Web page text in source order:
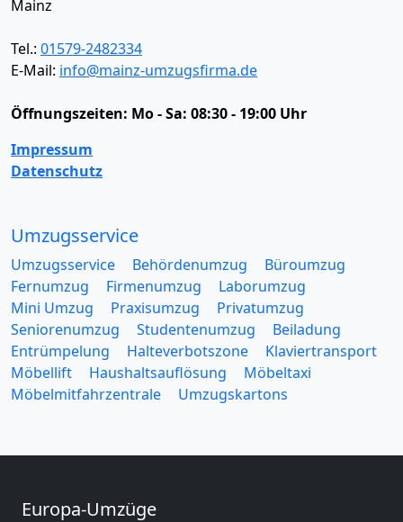
Mainz
Tel.: 01579-2482334
E-Mail: info@mainz-umzugsfirma.de
Öffnungszeiten: Mo - Sa: 08:30 - 19:00 Uhr
Impressum
Datenschutz
Umzugsservice
Umzugsservice Behördenumzug
Büroumzug
Fernumzug
Firmenumzug
Laborumzug
Mini Umzug
Praxisumzug
Privatumzug
Seniorenumzug
Studentenumzug
Beiladung
Entrümpelung
Halteverbotszone
Klaviertransport
Möbellift
Haushaltsauflösung
Möbeltaxi
Möbelmitfahrzentrale
Umzugskartons
Europa-Umzüge